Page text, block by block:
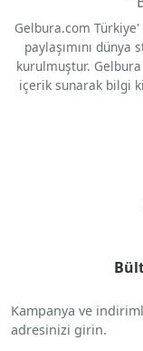
Gelbura.com
paylaşımını dünya
kurulmuştur.
içerik sunarak bilgi
Kampanya ve
adresinizi girin.